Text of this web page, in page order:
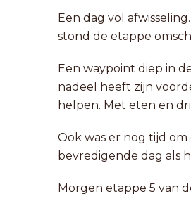
Een dag vol
stond de etappe
Een waypoint diep in
nadeel heeft zijn
helpen. Met eten en
Ook was er nog tijd
bevredigende dag als
Morgen etappe 5 van